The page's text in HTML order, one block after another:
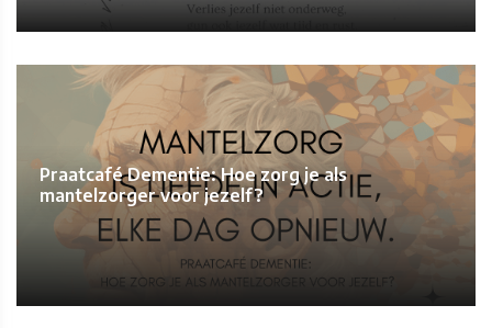
Praatcafé Dementie: Hoe zorg je als
mantelzorger voor jezelf?